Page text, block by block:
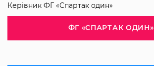
Керівник ФГ «Спартак один»
ФГ «СПАРТАК ОДИН»